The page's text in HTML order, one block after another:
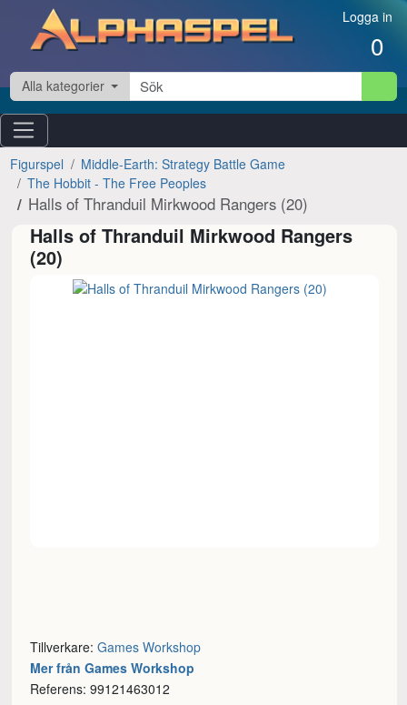
Hoppa till innehåll Logga in
0
Alla kategorier
Figurspel
Middle-Earth: Strategy Battle Game
The Hobbit - The Free Peoples
Halls of Thranduil Mirkwood Rangers (20)
Halls of Thranduil Mirkwood Rangers
(20)
Tillverkare:Games Workshop
Mer från Games Workshop
Referens: 99121463012